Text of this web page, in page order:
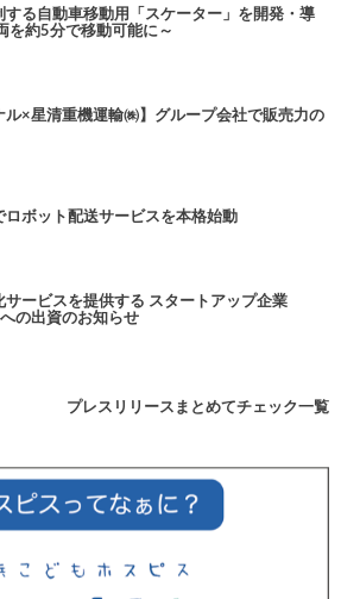
る自動車移動用「スケーター」を開発・導
を約5分で移動可能に～
ル×星清重機運輸㈱】グループ会社で販売力の
ボット配送サービスを本格始動
ービスを提供する スタートアップ企業
の出資のお知らせ
プレスリリースまとめてチェック一覧